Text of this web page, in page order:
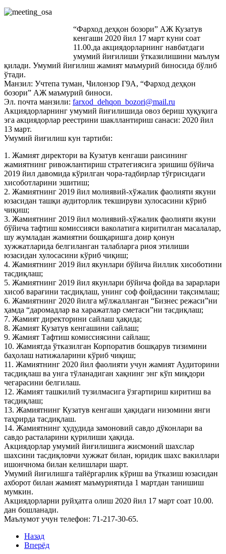
“Фарход деҳқон бозори” АЖ Кузатув
кенгаши 2020 йил 17 март куни соат
11.00.да акциядорларнинг навбатдаги
умумий йиғилиши ўтказилишини маълум
қилади. Умумий йиғилиш жамият маъмурий биносида бўлиб
ўтади.
Манзил: Учтепа туман, Чилонзор Г9А, “Фарход деҳқон
бозори” АЖ маъмурий биноси.
Эл. почта манзили: farxod_dehqon_bozori@mail.ru
Акциядорларнинг умумий йиғилишида овоз бериш хуқуқига
эга акциядорлар реестрини шакллантириш санаси: 2020 йил
13 март.
Умумий йиғилиш кун тартиби:
1. Жамият директори ва Кузатув кенгаши раисининг
жамиятнинг ривожлантириш стратегиясига эришиш бўйича
2019 йил давомида кўрилган чора-тадбирлар тўғрисидаги
хисоботларини эшитиш;
2. Жамиятнинг 2019 йил молиявий-хўжалик фаолияти якуни
юзасидан ташқи аудиторлик текшируви хулосасини кўриб
чиқиш;
3. Жамиятнинг 2019 йил молиявий-хўжалик фаолияти якуни
бўйича тафтиш комиссияси ваколатига киритилган масалалар,
шу жумладан жамиятни бошқаришга доир қонун
хужжатларида белгиланган талабларга риоя этилиши
юзасидан хулосасини кўриб чиқиш;
4. Жамиятнинг 2019 йил якунлари бўйича йиллик хисоботини
тасдиқлаш;
5. Жамиятнинг 2019 йил якунлари бўйича фойда ва зарарлари
хисоб варағини тасдиқлаш, унинг соф фойдасини тақсимлаш;
6. Жамиятнинг 2020 йилга мўлжалланган “Бизнес режаси”ни
ҳамда “даромадлар ва харажатлар сметаси”ни тасдиқлаш;
7. Жамият директорини сайлаш ҳақида;
8. Жамият Кузатув кенгашини сайлаш;
9. Жамият Тафтиш комиссиясини сайлаш;
10. Жамиятда ўтказилган Корпоратив бошқарув тизимини
баҳолаш натижаларини кўриб чиқиш;
11. Жамиятнинг 2020 йил фаолияти учун жамият Аудиторини
тасдиқлаш ва унга тўланадиган хақнинг энг кўп миқдори
чегарасини белгилаш.
12. Жамият ташкилий тузилмасига ўзгартириш киритиш ва
тасдиқлаш;
13. Жамиятнинг Кузатув кенгаши ҳақидаги низомини янги
таҳрирда тасдиқлаш.
14. Жамиятнинг ҳудудида замоновий савдо дўконлари ва
савдо расталарини қурилиши ҳақида.
Акциядорлар умумий йиғилишига жисмоний шахслар
шахсини тасдиқловчи хужжат билан, юридик шахс вакиллари
ишончнома билан келишлари шарт.
Умумий йиғилишга тайёргарлик кўриш ва ўтказиш юзасидан
ахборот билан жамият маъмуриятида 1 мартдан танишиш
мумкин.
Акциядорларни руйҳатга олиш 2020 йил 17 март соат 10.00.
дан бошланади.
Маълумот учун телефон: 71-217-30-65.
Назад
Вперёд